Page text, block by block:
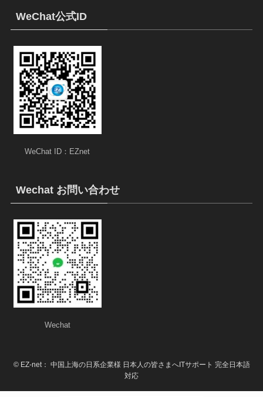
WeChat公式ID
WeChat ID：EZnet
Wechat お問い合わせ
Wechat
©EZ-net： 中国上海の日系企業様 日本人の皆さまへITサポート 完全日本語
対応